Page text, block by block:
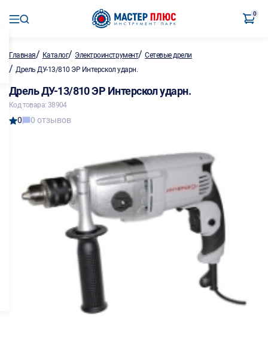
0
Главная/ Каталог/ Электроинструмент/Сетевые дрели
/ Дрель ДУ-13/810 ЭР Интерскол ударн.
Дрель ДУ-13/810 ЭР Интерскол ударн.
Код товара: 38904
0 0 отзывов